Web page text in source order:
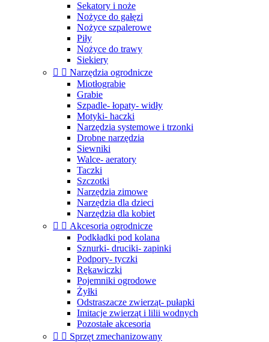
Sekatory i noże
Nożyce do gałęzi
Nożyce szpalerowe
Piły
Nożyce do trawy
Siekiery
  Narzędzia ogrodnicze
Miotłograbie
Grabie
Szpadle- łopaty- widły
Motyki- haczki
Narzędzia systemowe i trzonki
Drobne narzędzia
Siewniki
Walce- aeratory
Taczki
Szczotki
Narzędzia zimowe
Narzędzia dla dzieci
Narzędzia dla kobiet
  Akcesoria ogrodnicze
Podkładki pod kolana
Sznurki- druciki- zapinki
Podpory- tyczki
Rękawiczki
Pojemniki ogrodowe
Żyłki
Odstraszacze zwierząt- pułapki
Imitacje zwierząt i lilii wodnych
Pozostałe akcesoria
  Sprzęt zmechanizowany